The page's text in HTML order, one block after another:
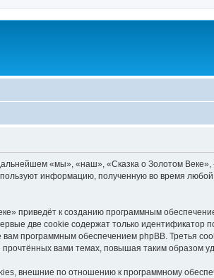
«мы», «наш», «Сказка о Золотом
информацию, полученную во время
приведёт к созданию программным
две cookie содержат только идентификатор
программным обеспечением phpBB. Третья
вами темах, повышая таким образом
внешние по отношению к программному